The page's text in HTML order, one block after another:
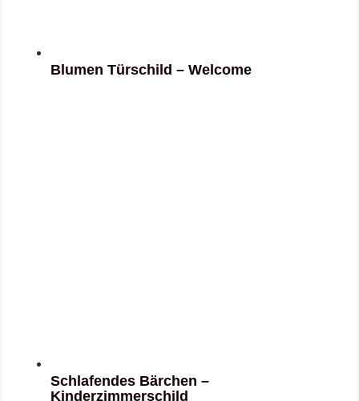
Blumen Türschild – Welcome
Schlafendes Bärchen –
Kinderzimmerschild